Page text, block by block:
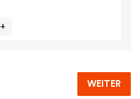
+
WEITER